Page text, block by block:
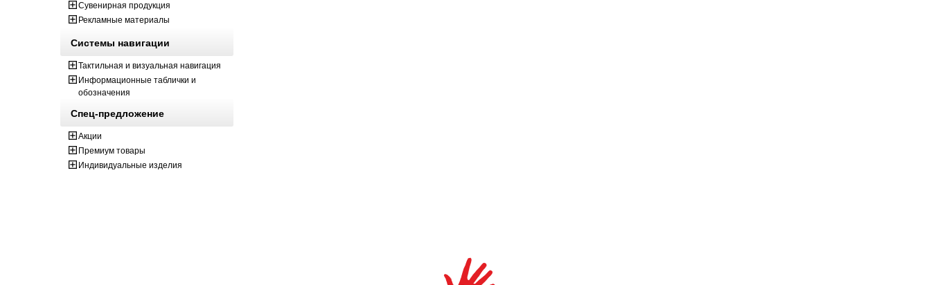
Сувенирная продукция
Рекламные материалы
Системы навигации
Тактильная и визуальная навигация
Информационные таблички и
обозначения
Спец-предложение
Акции
Премиум товары
Индивидуальные изделия